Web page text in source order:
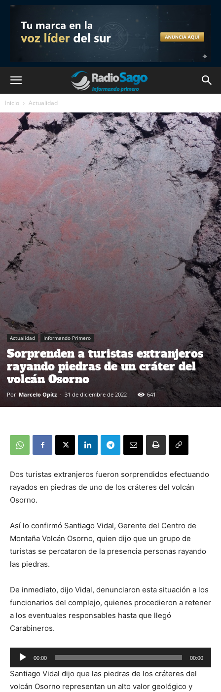
Inicio Actualidad
Actualidad Informando Primero
Sorprenden a turistas extranjeros
rayando piedras de un cráter del
volcán Osorno
Por Marcelo Opitz - 31 de diciembre de 2022 641
Dos turistas extranjeros fueron sorprendidos efectuando
rayados en piedras de uno de los cráteres del volcán
Osorno.
Así lo confirmó Santiago Vidal, Gerente del Centro de
Montaña Volcán Osorno, quien dijo que un grupo de
turistas se percataron de la presencia personas rayando
las piedras.
De inmediato, dijo Vidal, denunciaron esta situación a los
funcionarios del complejo, quienes procedieron a retener
a los eventuales responsables hasta que llegó
Carabineros.
Reproductor
de
audio
00:00 00:00
Santiago Vidal dijo que las piedras de los cráteres del
volcán Osorno representan un alto valor geológico y